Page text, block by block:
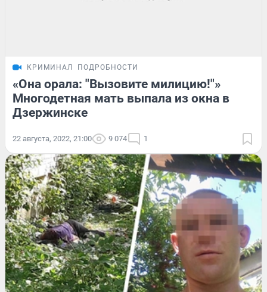
КРИМИНАЛ ПОДРОБНОСТИ
«Она орала: "Вызовите милицию!"»
Многодетная мать выпала из окна в
Дзержинске
22 августа, 2022, 21:00 9 074 1